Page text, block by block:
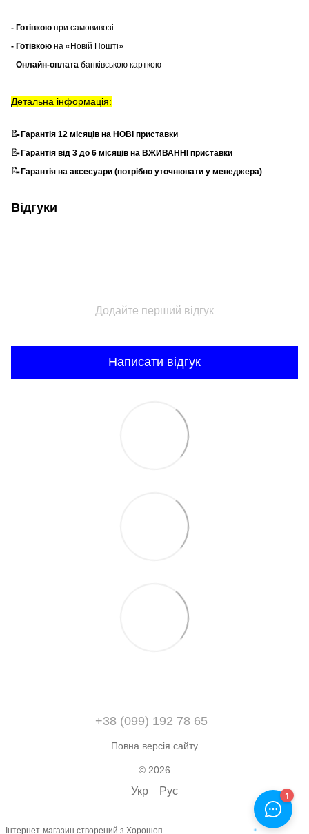
- Готівкою при самовивозі
- Готівкою на «Новій Пошті»
- Онлайн-оплата банківською карткою
Детальна інформація:
📝Гарантія 12 місяців на НОВІ приставки
📝Гарантія від 3 до 6 місяців на ВЖИВАННІ приставки
📝Гарантія на аксесуари (потрібно уточнювати у менеджера)
Відгуки
Додайте перший відгук
Написати відгук
+38 (099) 192 78 65
Повна версія сайту
© 2026
Укр Рус
Інтернет-магазин створений з Хорошоп